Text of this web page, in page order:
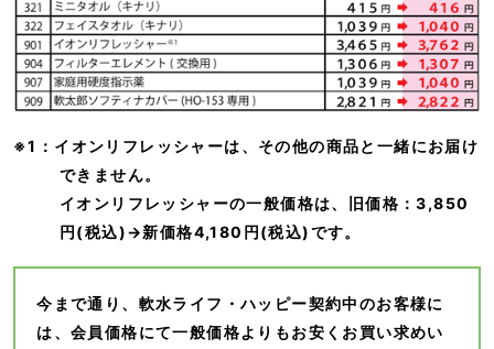
※1：イオンリフレッシャーは、その他の商品と一緒にお届け
できません。
イオンリフレッシャーの一般価格は、旧価格：3,850
円(税込)→新価格4,180円(税込)です。
今まで通り、軟水ライフ・ハッピー契約中のお客様に
は、会員価格にて一般価格よりもお安くお買い求めい